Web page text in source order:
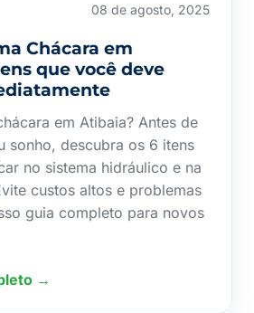
08 de agosto, 2025
Chácara em
que você deve
em Atibaia? Antes de
sonho, descubra os 6 itens
no sistema hidráulico e na
custos altos e problemas
guia completo para novos
→